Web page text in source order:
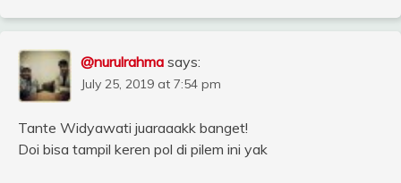
@nurulrahma says:
July 25, 2019 at 7:54 pm
Tante Widyawati juaraaakk banget!
Doi bisa tampil keren pol di pilem ini yak